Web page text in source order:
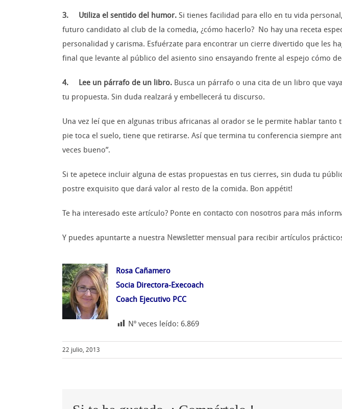
3. Utiliza el sentido del humor. Si tienes facilidad para ello en tu vida
futuro candidato al club de la comedia, ¿cómo hacerlo? No hay una receta
personalidad y carisma. Esfuérzate para encontrar un cierre divertido que les
final que levante al público del asiento sino ensayando frente al espejo cómo
4. Lee un párrafo de un libro. Busca un párrafo o una cita de un libro que
tu propuesta. Sin duda realzará y embellecerá tu discurso.
Una vez leí que en algunas tribus africanas al orador se le permite hablar
pie toca el suelo, tiene que retirarse. Así que termina tu conferencia siempre
veces bueno”.
Si te apetece incluir alguna de estas propuestas en tus cierres, sin duda tu
postre exquisito que dará valor al resto de la comida. Bon appétit!
Te ha interesado este artículo? Ponte en contacto con nosotros para más
Y puedes apuntarte a nuestra Newslettermensual para recibir artículos
Rosa Cañamero
Socia Directora-Execoach
Coach Ejecutivo PCC
Nº veces leído: 6.869
22 julio, 2013